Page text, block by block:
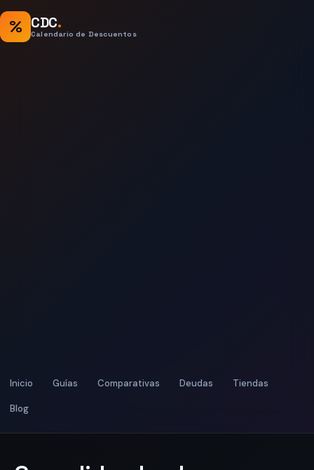
% CDC.
Calendario de Descuentos
Inicio Guías Comparativas Deudas Tiendas
Blog